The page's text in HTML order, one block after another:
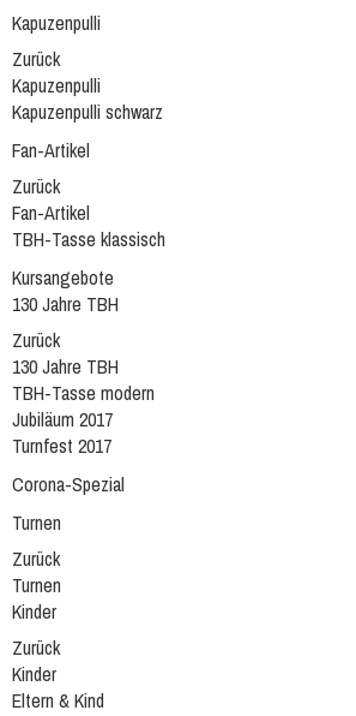
Kapuzenpulli
Zurück
Kapuzenpulli
Kapuzenpulli schwarz
Fan-Artikel
Zurück
Fan-Artikel
TBH-Tasse klassisch
Kursangebote
130 Jahre TBH
Zurück
130 Jahre TBH
TBH-Tasse modern
Jubiläum 2017
Turnfest 2017
Corona-Spezial
Turnen
Zurück
Turnen
Kinder
Zurück
Kinder
Eltern & Kind